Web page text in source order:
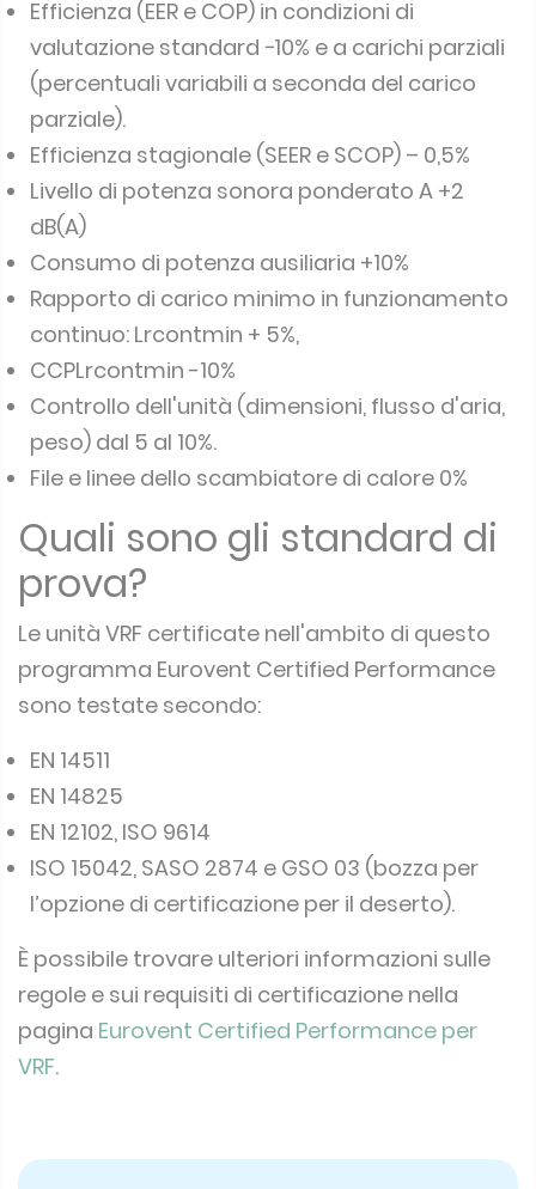
Efficienza (EER e COP) in condizioni di
valutazione standard −10% e a carichi parziali
(percentuali variabili a seconda del carico
parziale).
Efficienza stagionale (SEER e SCOP) – 0,5%
Livello di potenza sonora ponderato A +2
dB(A)
Consumo di potenza ausiliaria +10%
Rapporto di carico minimo in funzionamento
continuo: Lrcontmin + 5%,
CCPLrcontmin -10%
Controllo dell'unità (dimensioni, flusso d'aria,
peso) dal 5 al 10%.
File e linee dello scambiatore di calore 0%
Quali sono gli standard di
prova?
Le unità VRF certificate nell'ambito di questo
programma Eurovent Certified Performance
sono testate secondo:
EN 14511
EN 14825
EN 12102, ISO 9614
ISO 15042, SASO 2874 e GSO 03 (bozza per
l’opzione di certificazione per il deserto).
È possibile trovare ulteriori informazioni sulle
regole e sui requisiti di certificazione nella
pagina Eurovent Certified Performance per
VRF.